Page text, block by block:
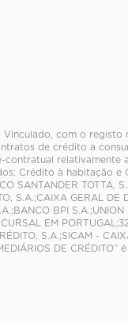
Vinculado, com o
de crédito a
relativamente
Crédito à habitação e
TOTTA,
S.A.;CAIXA GERAL
BPI
EM
S.A.;SICAM -
DE